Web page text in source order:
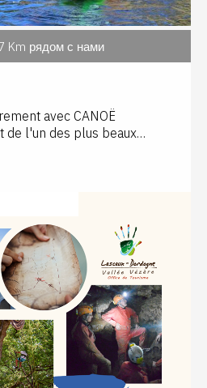
Km рядом с нами
avec CANOË
de l'un des plus beaux
inoubliable au fil de
: une faune et une flore
naturels grandioses et
unique. Au rythme de votre
un véritable voyage dans
votre descente, les plus
s'offriront à vous : le château
sauvages, le village de
fort troglodytique, le château
l'impressionnante forteresse